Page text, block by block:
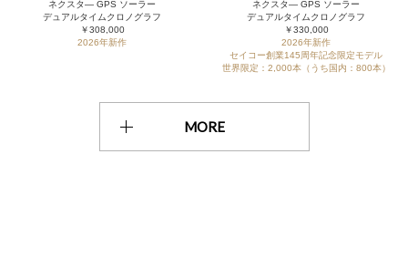
ネクスタ― GPS ソーラー
デュアルタイムクロノグラフ
￥308,000
2026年新作
ネクスタ― GPS ソーラー
デュアルタイムクロノグラフ
￥330,000
2026年新作
セイコー創業145周年記念限定モデル
世界限定：2,000本（うち国内：800本）
MORE